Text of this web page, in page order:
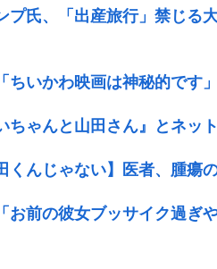
プ氏、「出産旅行」禁じる
ちいかわ映画は神秘的です
ちゃんと山田さん』とネッ
くんじゃない】医者、腫瘍
お前の彼女ブッサイク過ぎ